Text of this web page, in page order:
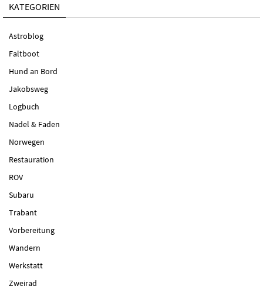
KATEGORIEN
Astroblog
Faltboot
Hund an Bord
Jakobsweg
Logbuch
Nadel & Faden
Norwegen
Restauration
ROV
Subaru
Trabant
Vorbereitung
Wandern
Werkstatt
Zweirad